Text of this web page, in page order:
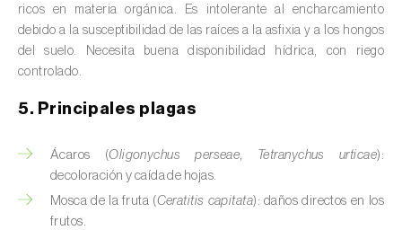
Avena (Avena sativa )
Batata dulce (
Begonia (Hillebrandia sandwicensis e
Berenjena (Solanum melongena
Berenjena africana (Solanum aethiopicum )
ricos en materia orgánica. Es intolerante al encharcamiento
debido a la susceptibilidad de las raíces a la asfixia y a los hongos
del suelo. Necesita buena disponibilidad hídrica, con riego
controlado.
5. Principales plagas
Ácaros (Oligonychus perseae, Tetranychus urticae):
decoloración y caída de hojas.
Mosca de la fruta (Ceratitis capitata): daños directos en los
frutos.